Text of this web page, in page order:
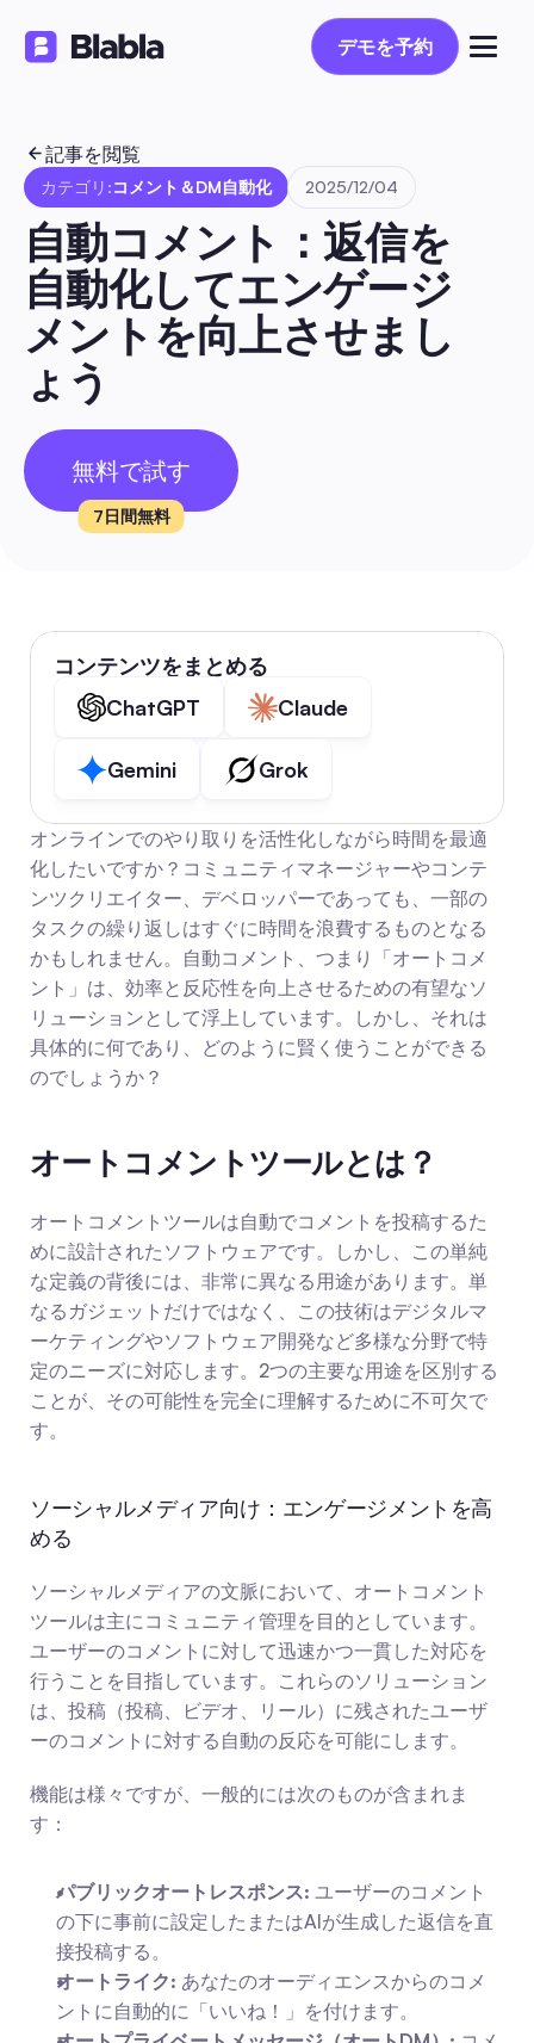
デモを予約
デモを予約
記事を閲覧
カテゴリ:コメント＆DM自動化 2025/12/04
自動コメント：返信を
自動化してエンゲージ
メントを向上させまし
ょう
無料で試す
7日間無料
コンテンツをまとめる
ChatGPT
Claude
Gemini Grok
オンラインでのやり取りを活性化しながら時間を最適
化したいですか？コミュニティマネージャーやコンテ
ンツクリエイター、デベロッパーであっても、一部の
タスクの繰り返しはすぐに時間を浪費するものとなる
かもしれません。自動コメント、つまり「オートコメ
ント」は、効率と反応性を向上させるための有望なソ
リューションとして浮上しています。しかし、それは
具体的に何であり、どのように賢く使うことができる
のでしょうか？
オートコメントツールとは？
オートコメントツールは自動でコメントを投稿するた
めに設計されたソフトウェアです。しかし、この単純
な定義の背後には、非常に異なる用途があります。単
なるガジェットだけではなく、この技術はデジタルマ
ーケティングやソフトウェア開発など多様な分野で特
定のニーズに対応します。2つの主要な用途を区別する
ことが、その可能性を完全に理解するために不可欠で
す。
ソーシャルメディア向け：エンゲージメントを高
める
ソーシャルメディアの文脈において、オートコメント
ツールは主にコミュニティ管理を目的としています。
ユーザーのコメントに対して迅速かつ一貫した対応を
行うことを目指しています。これらのソリューション
は、投稿（投稿、ビデオ、リール）に残されたユーザ
ーのコメントに対する自動の反応を可能にします。
機能は様々ですが、一般的には次のものが含まれま
す：
パブリックオートレスポンス: ユーザーのコメント
の下に事前に設定したまたはAIが生成した返信を直
接投稿する。
オートライク: あなたのオーディエンスからのコメ
ントに自動的に「いいね！」を付けます。